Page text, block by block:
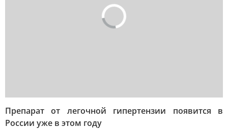
Препарат от легочной гипертензии появится в
России уже в этом году